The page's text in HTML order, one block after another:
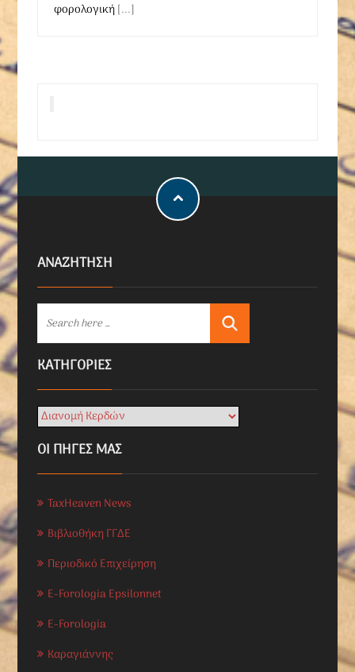
φορολογική[...]
ΑΝΑΖΗΤΗΣΗ
KΑΤΗΓΟΡΊΕΣ
ΟΙ ΠΗΓΕΣ ΜΑΣ
TaxHeaven News
Βιβλιοθήκη ΓΓΔΕ
Περιοδικό Επιχείρηση
E-Forologia Epsilonnet
E-Forologia
Καραγιάννης